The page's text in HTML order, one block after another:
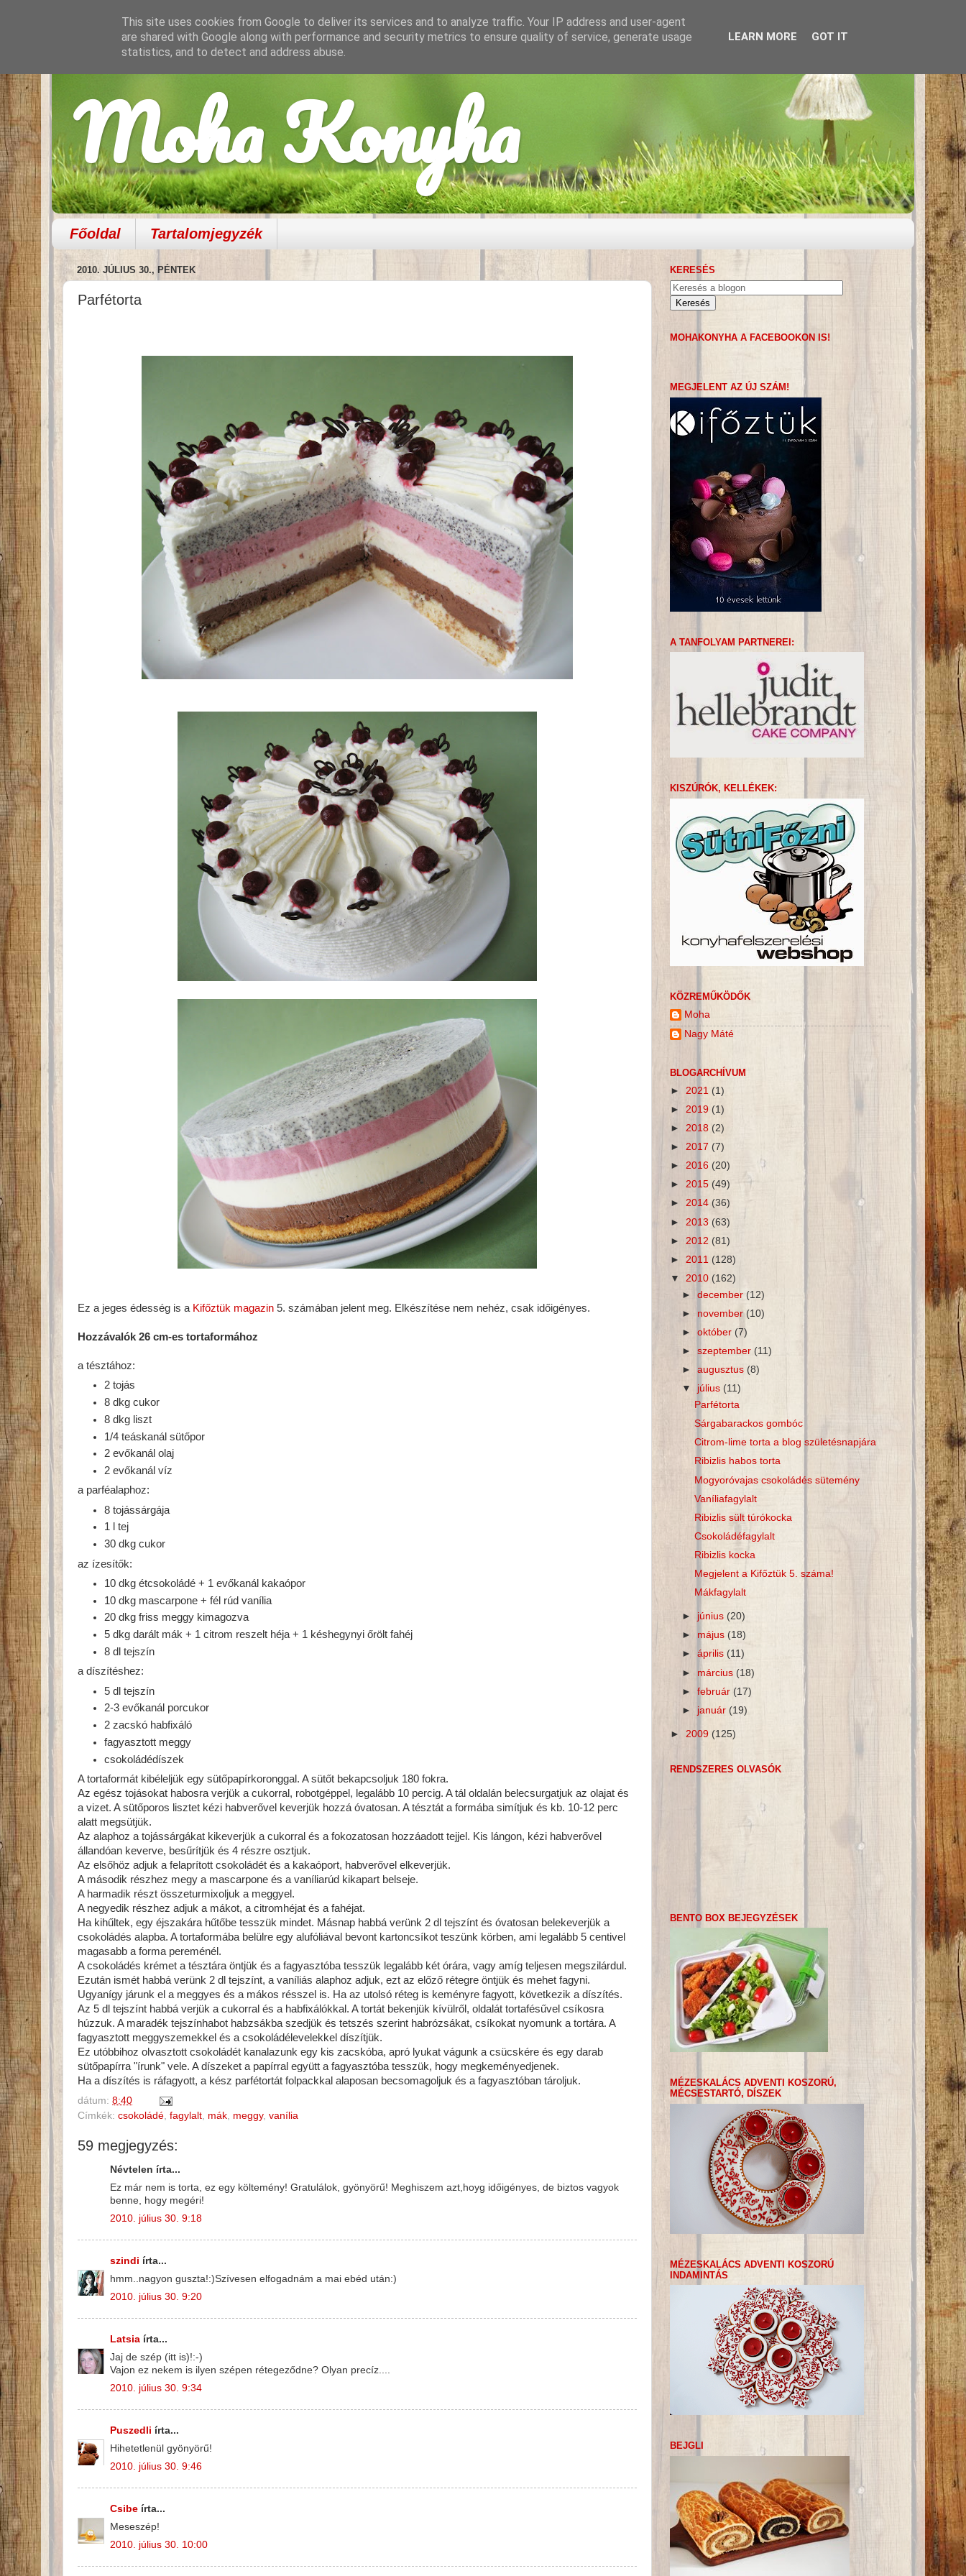
Moha Konyha
Főoldal Tartalomjegyzék
2010. JÚLIUS 30., PÉNTEK
Parfétorta
Ez a jeges édesség is a Kifőztük magazin 5. számában jelent meg. Elkészítése nem nehéz, csak időigényes.
Hozzávalók 26 cm-es tortaformához
a tésztához:
2 tojás
8 dkg cukor
8 dkg liszt
1/4 teáskanál sütőpor
2 evőkanál olaj
2 evőkanál víz
a parféalaphoz:
8 tojássárgája
1 l tej
30 dkg cukor
az ízesítők:
10 dkg étcsokoládé + 1 evőkanál kakaópor
10 dkg mascarpone + fél rúd vanília
20 dkg friss meggy kimagozva
5 dkg darált mák + 1 citrom reszelt héja + 1 késhegynyi őrölt fahéj
8 dl tejszín
a díszítéshez:
5 dl tejszín
2-3 evőkanál porcukor
2 zacskó habfixáló
fagyasztott meggy
csokoládédíszek
A tortaformát kibéleljük egy sütőpapírkoronggal. A sütőt bekapcsoljuk 180 fokra.
Az egész tojásokat habosra verjük a cukorral, robotgéppel, legalább 10 percig. A tál oldalán belecsurgatjuk az olajat és
a vizet. A sütőporos lisztet kézi habverővel keverjük hozzá óvatosan. A tésztát a formába simítjuk és kb. 10-12 perc
alatt megsütjük.
Az alaphoz a tojássárgákat kikeverjük a cukorral és a fokozatosan hozzáadott tejjel. Kis lángon, kézi habverővel
állandóan keverve, besűrítjük és 4 részre osztjuk.
Az elsőhöz adjuk a felaprított csokoládét és a kakaóport, habverővel elkeverjük.
A második részhez megy a mascarpone és a vaníliarúd kikapart belseje.
A harmadik részt összeturmixoljuk a meggyel.
A negyedik részhez adjuk a mákot, a citromhéjat és a fahéjat.
Ha kihűltek, egy éjszakára hűtőbe tesszük mindet. Másnap habbá verünk 2 dl tejszínt és óvatosan belekeverjük a
csokoládés alapba. A tortaformába belülre egy alufóliával bevont kartoncsíkot teszünk körben, ami legalább 5 centivel
magasabb a forma pereménél.
A csokoládés krémet a tésztára öntjük és a fagyasztóba tesszük legalább két órára, vagy amíg teljesen megszilárdul.
Ezután ismét habbá verünk 2 dl tejszínt, a vaníliás alaphoz adjuk, ezt az előző rétegre öntjük és mehet fagyni.
Ugyanígy járunk el a meggyes és a mákos résszel is. Ha az utolsó réteg is keményre fagyott, következik a díszítés.
Az 5 dl tejszínt habbá verjük a cukorral és a habfixálókkal. A tortát bekenjük kívülről, oldalát tortafésűvel csíkosra
húzzuk. A maradék tejszínhabot habzsákba szedjük és tetszés szerint habrózsákat, csíkokat nyomunk a tortára. A
fagyasztott meggyszemekkel és a csokoládélevelekkel díszítjük.
Ez utóbbihoz olvasztott csokoládét kanalazunk egy kis zacskóba, apró lyukat vágunk a csücskére és egy darab
sütőpapírra "írunk" vele. A díszeket a papírral együtt a fagyasztóba tesszük, hogy megkeményedjenek.
Ha a díszítés is ráfagyott, a kész parfétortát folpackkal alaposan becsomagoljuk és a fagyasztóban tároljuk.
dátum: 8:40
Címkék: csokoládé fagylalt mák meggy, vanília
59 megjegyzés:
Névtelen írta...
Ez már nem is torta, ez egy költemény! Gratulálok, gyönyörű! Meghiszem azt,hoyg időigényes, de biztos vagyok
benne, hogy megéri!
2010. július 30. 9:18
szindi írta...
hmm..nagyon guszta!:)Szívesen elfogadnám a mai ebéd után:)
2010. július 30. 9:20
Latsia írta...
Jaj de szép (itt is)!:-)
Vajon ez nekem is ilyen szépen rétegeződne? Olyan precíz....
2010. július 30. 9:34
Puszedli írta...
Hihetetlenül gyönyörű!
2010. július 30. 9:46
Csibe írta...
Meseszép!
2010. július 30. 10:00
KERESÉS
MOHAKONYHA A FACEBOOKON IS!
MEGJELENT AZ ÚJ SZÁM!
A TANFOLYAM PARTNEREI:
KISZÚRÓK, KELLÉKEK:
KÖZREMŰKÖDŐK
Moha
Nagy Máté
BLOGARCHÍVUM
► 2021 (1)
► 2019 (1)
► 2018 (2)
► 2017 (7)
► 2016 (20)
► 2015 (49)
► 2014 (36)
► 2013 (63)
► 2012 (81)
► 2011 (128)
▼ 2010 (162)
►december(12)
► november (10)
►október (7)
►szeptember(11)
►augusztus (8)
▼ július(11)
Parfétorta
Sárgabarackos gombóc
Citrom-lime torta a blog születésnapjára
Ribizlis habos torta
Mogyoróvajas csokoládés sütemény
Vaníliafagylalt
Ribizlis sült túrókocka
Csokoládéfagylalt
Ribizlis kocka
Megjelent a Kifőztük 5. száma!
Mákfagylalt
► június (20)
► május (18)
►április (11)
► március (18)
►február(17)
► január (19)
► 2009 (125)
RENDSZERES OLVASÓK
BENTO BOX BEJEGYZÉSEK
MÉZESKALÁCS ADVENTI KOSZORÚ,
MÉCSESTARTÓ, DÍSZEK
MÉZESKALÁCS ADVENTI KOSZORÚ
INDAMINTÁS
BEJGLI
This site uses cookies from Google to deliver its services and to analyze traffic. Your IP address and user-agent
are shared with Google along with performance and security metrics to ensure quality of service, generate usage
statistics, and to detect and address abuse.
LEARN MORE GOT IT